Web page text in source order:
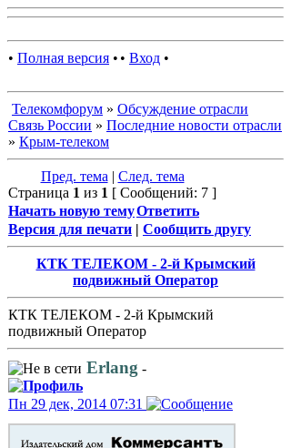
• Полная версия • • Вход •
Телекомфорум » Обсуждение отрасли
Связь России » Последние новости отрасли
» Крым-телеком
Пред. тема | След. тема
Страница 1 из 1 [ Сообщений: 7 ]
Начать новую темуОтветить
Версия для печати | Сообщить другу
КТК ТЕЛЕКОМ - 2-й Крымский
подвижный Оператор
КТК ТЕЛЕКОМ - 2-й Крымский
подвижный Оператор
Erlang -
Пн 29 дек, 2014 07:31